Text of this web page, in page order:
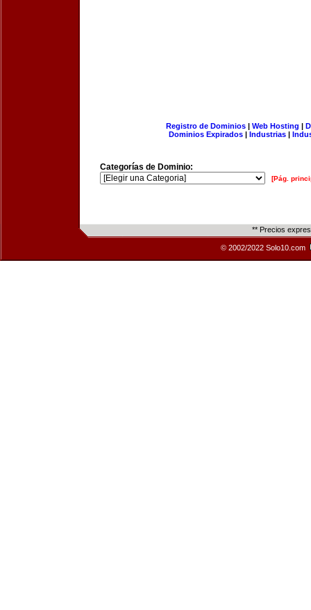
Registro de Dominios| Web Hosting |
Dominios Expirados | Industrias |
Categorías de Dominio:
[Pág.
** Precios
© 2002/2022 Solo10.com